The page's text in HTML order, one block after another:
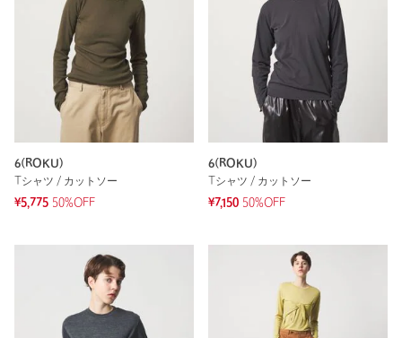
6(ROKU)
Tシャツ / カットソー
¥5,775 50%OFF
6(ROKU)
Tシャツ / カットソー
¥7,150 50%OFF